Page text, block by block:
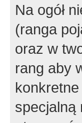
Na ogół
(ranga
oraz w
rang aby
specjalną